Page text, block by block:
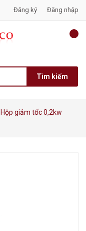
Đăng ký Đăng nhập
Tìm kiếm
Hộp giảm tốc 0,2kw